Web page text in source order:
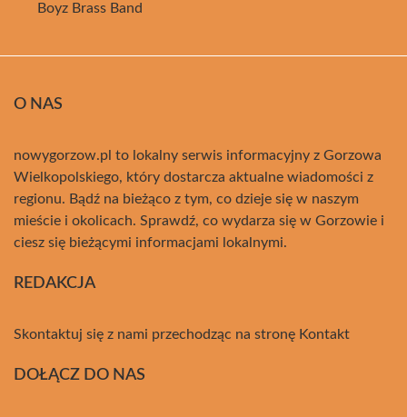
Boyz Brass Band
O NAS
nowygorzow.pl to lokalny serwis informacyjny z Gorzowa
Wielkopolskiego, który dostarcza aktualne wiadomości z
regionu. Bądź na bieżąco z tym, co dzieje się w naszym
mieście i okolicach. Sprawdź, co wydarza się w Gorzowie i
ciesz się bieżącymi informacjami lokalnymi.
REDAKCJA
Skontaktuj się z nami przechodząc na stronę Kontakt
DOŁĄCZ DO NAS